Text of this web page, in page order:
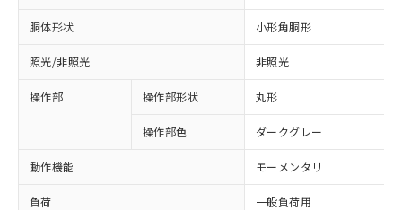
胴体形状 小形角胴形
照光/非照光 非照光
操作部 操作部形状 丸形
操作部色 ダークグレー
動作機能 モーメンタリ
負荷 一般負荷用